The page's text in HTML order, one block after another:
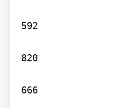
592
820
666